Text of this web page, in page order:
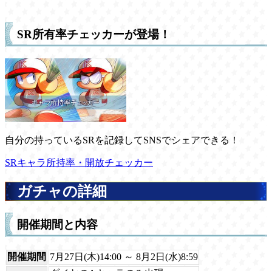
SR所有率チェッカーが登場！
自分の持っているSRを記録してSNSでシェアできる！
SRキャラ所持率・開放チェッカー
ガチャの詳細
開催期間と内容
開催期間 7月27日(木)14:00 ～ 8月2日(水)8:59